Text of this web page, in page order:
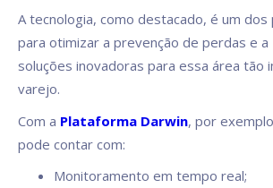
A tecnologia, como destacado, é um dos
para otimizar a prevenção de perdas e
soluções inovadoras para essa área tão
varejo.
Com a Plataforma Darwin, por
pode contar com:
Monitoramento em tempo real;